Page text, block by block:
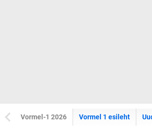
Vormel-1 2026 Vormel 1 esileht